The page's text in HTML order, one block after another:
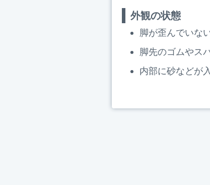
外観の状態
脚が歪んでいない
脚先のゴムやス
内部に砂などが